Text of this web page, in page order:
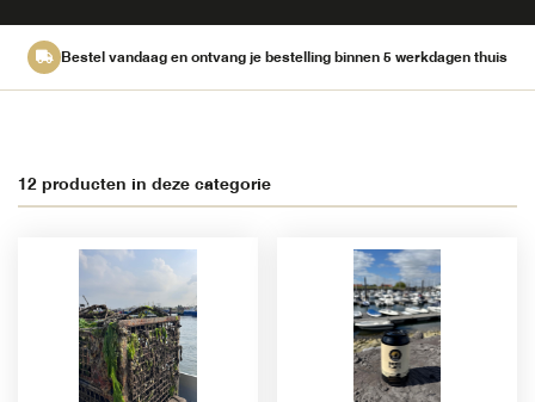
Bestel vandaag en ontvang je bestelling binnen 5 werkdagen thuis
12 producten in deze categorie